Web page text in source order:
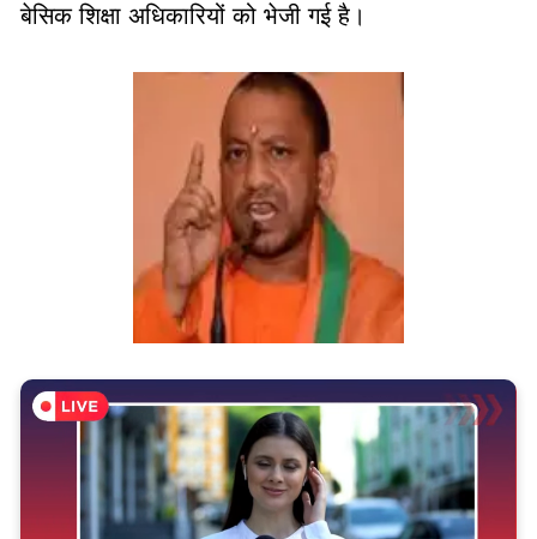
बेसिक शिक्षा अधिकारियों को भेजी गई है।